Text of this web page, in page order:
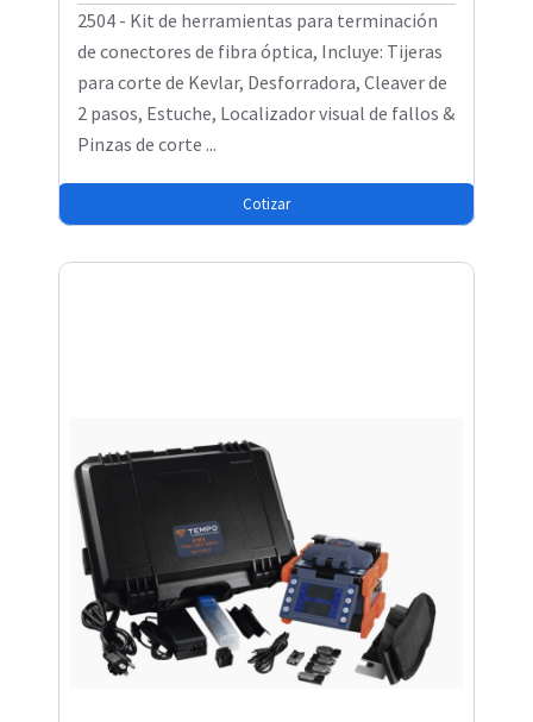
2504 - Kit de herramientas para terminación
de conectores de fibra óptica, Incluye: Tijeras
para corte de Kevlar, Desforradora, Cleaver de
2 pasos, Estuche, Localizador visual de fallos &
Pinzas de corte ...
Cotizar